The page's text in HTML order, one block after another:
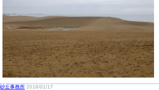
砂丘事務所 2018/01/17